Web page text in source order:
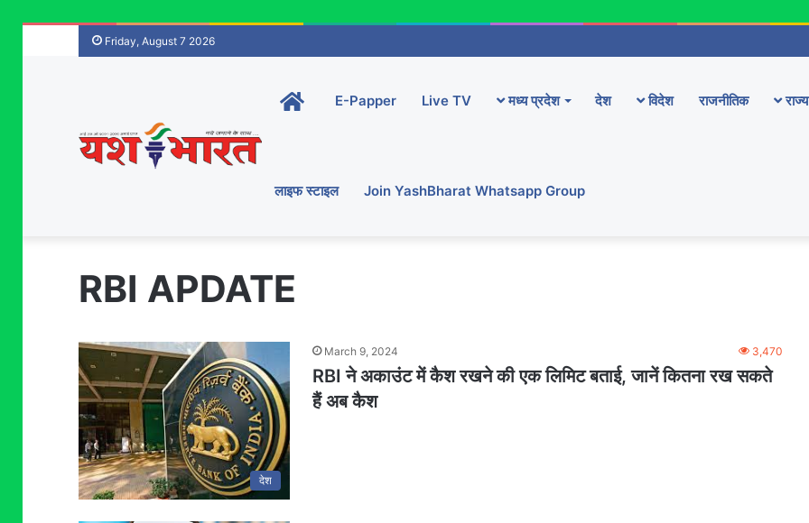
Friday, August 7 2026
Home-
main
E-Papper Live TV मध्य प्रदेश देश विदेश राजनीतिक राज्य
लाइफ स्टाइल Join YashBharat Whatsapp Group
RBI APDATE
देश
March 9, 2024 3,470
RBI ने अकाउंट में कैश रखने की एक लिमिट बताई, जानें कितना रख सकते
हैं अब कैश